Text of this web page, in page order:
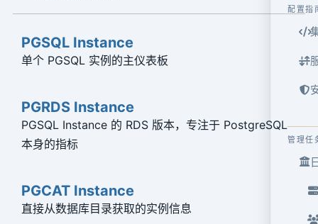
配置指
管理任
PGSQL Instance
单个 PGSQL 实例的主仪表板
PGRDS Instance
PGSQL Instance 的 RDS 版本，专注于 PostgreSQL
本身的指标
PGCAT Instance
直接从数据库目录获取的实例信息